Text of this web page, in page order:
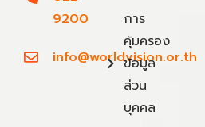
9200
info@worldvision.or.th
การ
คุ้มครอง
ข้อมูล
ส่วน
บุคคล